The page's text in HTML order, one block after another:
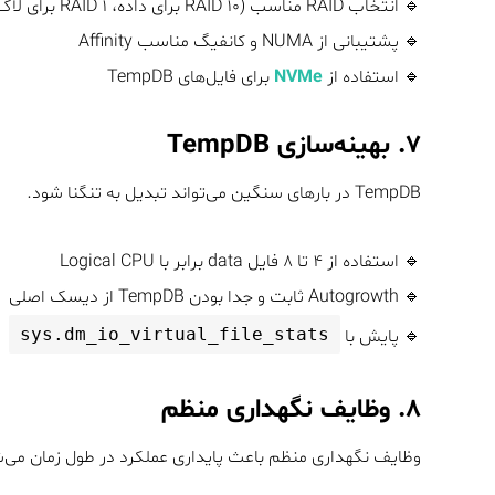
🔹 انتخاب RAID مناسب (RAID ۱۰ برای داده، RAID ۱ برای لاگ‌ها)
🔹 پشتیبانی از NUMA و کانفیگ مناسب Affinity
🔹 استفاده ازNVMe برای فایل‌های TempDB
۷. بهینه‌سازی TempDB
TempDB در بارهای سنگین می‌تواند تبدیل به تنگنا شود.
🔹 استفاده از ۴ تا ۸ فایل data برابر با Logical CPU
🔹 Autogrowth ثابت و جدا بودن TempDB از دیسک اصلی
🔹 پایش با
sys.dm_io_virtual_file_stats
۸. وظایف نگهداری منظم
وظایف نگهداری منظم باعث پایداری عملکرد در طول زمان